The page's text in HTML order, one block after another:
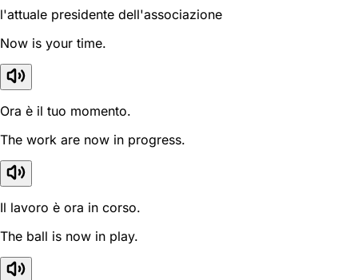
l'attuale presidente dell'associazione
Now is your time.
Ora è il tuo momento.
The work are now in progress.
Il lavoro è ora in corso.
The ball is now in play.